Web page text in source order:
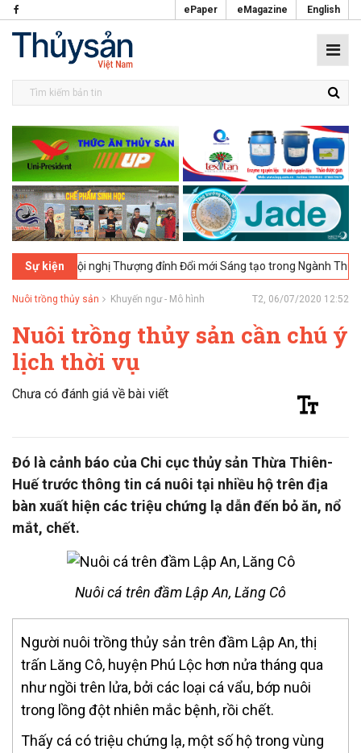
ePaper eMagazine English
Sự kiện
UK - Hội nghị Thượng đỉnh Đổi mới Sáng tạo trong Ngành Thực phẩm
Nuôi trồng thủy sản Khuyến ngư - Mô hình T2, 06/07/2020 12:52
Nuôi trồng thủy sản cần chú ý
lịch thời vụ
Chưa có đánh giá về bài viết
Đó là cảnh báo của Chi cục thủy sản Thừa Thiên-
Huế trước thông tin cá nuôi tại nhiều hộ trên địa
bàn xuất hiện các triệu chứng lạ dẫn đến bỏ ăn, nổ
mắt, chết.
Nuôi cá trên đầm Lập An, Lăng Cô
Người nuôi trồng thủy sản trên đầm Lập An, thị
trấn Lăng Cô, huyện Phú Lộc hơn nửa tháng qua
như ngồi trên lửa, bởi các loại cá vẩu, bớp nuôi
trong lồng đột nhiên mắc bệnh, rồi chết.
Thấy cá có triệu chứng lạ, một số hộ trong vùng